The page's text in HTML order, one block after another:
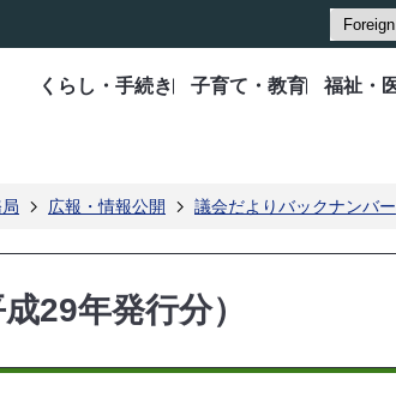
くらし・手続き 子育て・教育 福祉・
広報・情報公開 議会だよりバックナンバー
29年発行分）